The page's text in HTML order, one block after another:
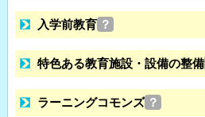
入学前教育 ？
特色ある教育施設・設備の整備
ラーニングコモンズ ？